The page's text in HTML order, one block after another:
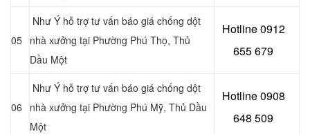
05
Như Ý hỗ trợ tư vấn báo giá chống dột
nhà xưởng tại Phường Phú Thọ, Thủ
Dầu Một
Hotline 0912
655 679
06
Như Ý hỗ trợ tư vấn báo giá chống dột
nhà xưởng tại Phường Phú Mỹ, Thủ Dầu
Một
Hotline 0908
648 509